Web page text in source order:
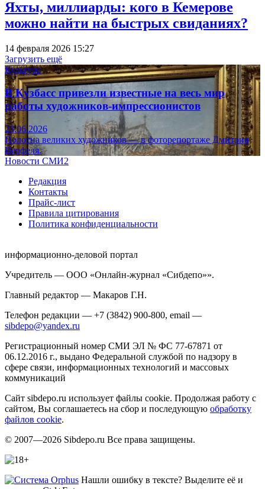
Яхты, миллиарды: кого в Кемерове
можно найти на быстрых свиданиях?
14 февраля 2026 15:27
Загрузить ещё
Культура
В Кузбасс привезли известные на весь мир
работы художников-импрессионистов
23.06.2026
Полотна великих художников — в фоторепортаже Дмитрия
Верфеля.
Новости СМИ2
Редакция
Контакты
Прайс-лист
Правила цитирования
Политика конфиденциальности
информационно-деловой портал
Учредитель — ООО «Онлайн-журнал «Сибдепо»».
Главный редактор — Макаров Г.Н.
Телефон редакции — +7 (3842) 900-800, email —
sibdepo@yandex.ru
Регистрационный номер СМИ ЭЛ № ФС 77-67871 от
06.12.2016 г., выдано Федеральной службой по надзору в
сфере связи, информационных технологий и массовых
коммуникаций
Сайт sibdepo.ru использует файлы cookie. Продолжая работу с
сайтом, Вы соглашаетесь на сбор и последующую обработку
файлов cookie.
© 2007—2026 Sibdepo.ru Все права защищены.
Нашли ошибку в тексте? Выделите её и